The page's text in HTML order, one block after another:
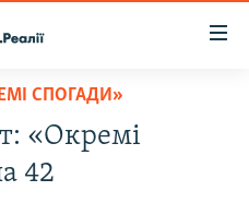
СПОГАДИ»
«Окремі
42